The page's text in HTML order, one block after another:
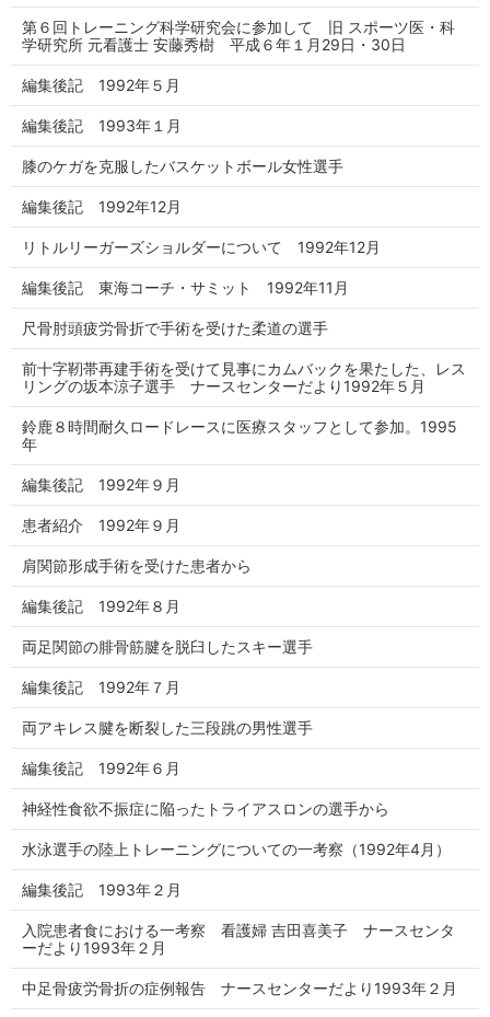
第６回トレーニング科学研究会に参加して 旧 スポーツ医・科
学研究所 元看護士 安藤秀樹 平成６年１月29日・30日
編集後記 1992年５月
編集後記 1993年１月
膝のケガを克服したバスケットボール女性選手
編集後記 1992年12月
リトルリーガーズショルダーについて 1992年12月
編集後記 東海コーチ・サミット 1992年11月
尺骨肘頭疲労骨折で手術を受けた柔道の選手
前十字靭帯再建手術を受けて見事にカムバックを果たした、レス
リングの坂本涼子選手 ナースセンターだより1992年５月
鈴鹿８時間耐久ロードレースに医療スタッフとして参加。1995
年
編集後記 1992年９月
患者紹介 1992年９月
肩関節形成手術を受けた患者から
編集後記 1992年８月
両足関節の腓骨筋腱を脱臼したスキー選手
編集後記 1992年７月
両アキレス腱を断裂した三段跳の男性選手
編集後記 1992年６月
神経性食欲不振症に陥ったトライアスロンの選手から
水泳選手の陸上トレーニングについての一考察（1992年4月）
編集後記 1993年２月
入院患者食における一考察 看護婦 吉田喜美子 ナースセンタ
ーだより1993年２月
中足骨疲労骨折の症例報告 ナースセンターだより1993年２月